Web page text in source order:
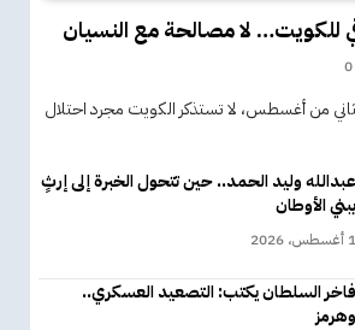
للكويت… لا مصالحة مع النسيان
0
من أغسطس، لا تستذكر الكويت مجرد احتلال
عبدالله وليد الحمد.. حين تتحول الخبرة إلى إرثٍ
يبني الأوطان
1 أغسطس، 2026
فاخر السلطان يكتب: التصعيد العسكري..
وهرمز